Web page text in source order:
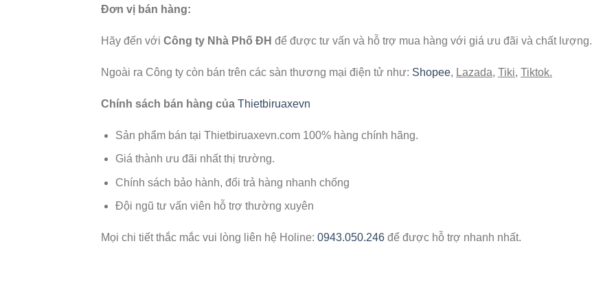
Đơn vị bán hàng:
Hãy đến với Công ty Nhà Phố ĐH để được tư vấn và hỗ trợ mua hàng với giá ưu đãi và chất lượng.
Ngoài ra Công ty còn bán trên các sàn thương mại điện tử như: Shopee, Lazada, Tiki, Tiktok.
Chính sách bán hàng của Thietbiruaxevn
Sản phẩm bán tại Thietbiruaxevn.com 100% hàng chính hãng.
Giá thành ưu đãi nhất thị trường.
Chính sách bảo hành, đổi trả hàng nhanh chống
Đội ngũ tư vấn viên hỗ trợ thường xuyên
Mọi chi tiết thắc mắc vui lòng liên hệ Holine: 0943.050.246 để được hỗ trợ nhanh nhất.